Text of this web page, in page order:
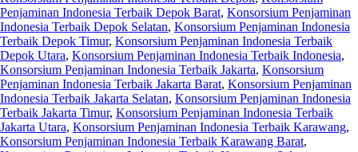
Penjaminan Indonesia Terbaik Depok Barat, Konsorsium Penjaminan
Indonesia Terbaik Depok Selatan, Konsorsium Penjaminan Indonesia
Terbaik Depok Timur, Konsorsium Penjaminan Indonesia Terbaik
Depok Utara, Konsorsium Penjaminan Indonesia Terbaik Indonesia,
Konsorsium Penjaminan Indonesia Terbaik Jakarta, Konsorsium
Penjaminan Indonesia Terbaik Jakarta Barat, Konsorsium Penjaminan
Indonesia Terbaik Jakarta Selatan, Konsorsium Penjaminan Indonesia
Terbaik Jakarta Timur, Konsorsium Penjaminan Indonesia Terbaik
Jakarta Utara, Konsorsium Penjaminan Indonesia Terbaik Karawang,
Konsorsium Penjaminan Indonesia Terbaik Karawang Barat,